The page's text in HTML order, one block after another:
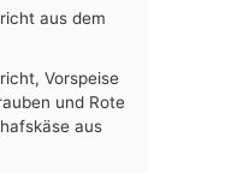
aus dem
Vorspeise
und Rote
aus